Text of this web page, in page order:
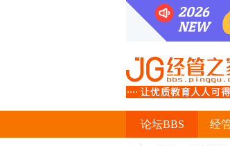
经
论坛BBS